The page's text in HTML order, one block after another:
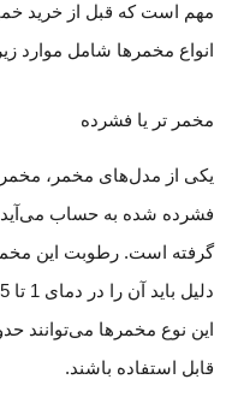
مهم است که قبل از خرید
انواع مخمر‌ها شامل موارد
مخمر تر یا فشرده
یکی از مدل‌های مخمر،
فشرده شده به حساب
قابل استفاده باشند.